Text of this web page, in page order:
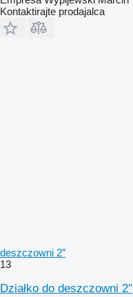
Kontaktirajte prodajalca
deszczowni 2″
13
Działko do deszczowni 2″